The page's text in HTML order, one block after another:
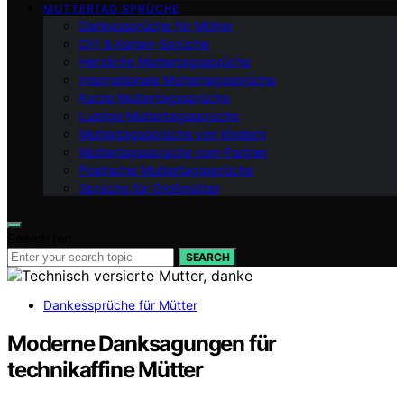
MUTTERTAG SPRÜCHE
Dankessprüche für Mütter
DIY & Karten-Sprüche
Herzliche Muttertagssprüche
Internationale Muttertagssprüche
Kurze Muttertagssprüche
Lustige Muttertagssprüche
Muttertagssprüche von Kindern
Muttertagssprüche vom Partner
Poetische Muttertagssprüche
Sprüche für Großmütter
SEARCH
Dankessprüche für Mütter
Moderne Danksagungen für
technikaffine Mütter